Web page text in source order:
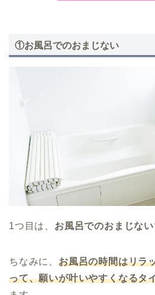
①お風呂でのおまじない
1つ目は、 お風呂でのおまじない
ちなみに、 お風呂の時間はリラ
って、願いが叶いやすくなるタ